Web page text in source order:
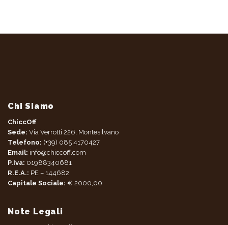
Chi Siamo
ChiccOff
Sede: Via Verrotti 226, Montesilvano
Telefono: (+39) 085 4170427
Email: info@chiccoff.com
P.Iva: 01988340681
R.E.A.: PE – 144682
Capitale Sociale: € 2000,00
Note Legali